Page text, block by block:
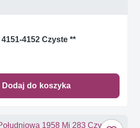
4152 Czyste **
Dodaj do koszyka